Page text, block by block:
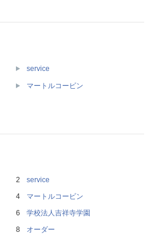
service
マートルコービン
service
マートルコービン
学校法人吉祥寺学園
オーダー